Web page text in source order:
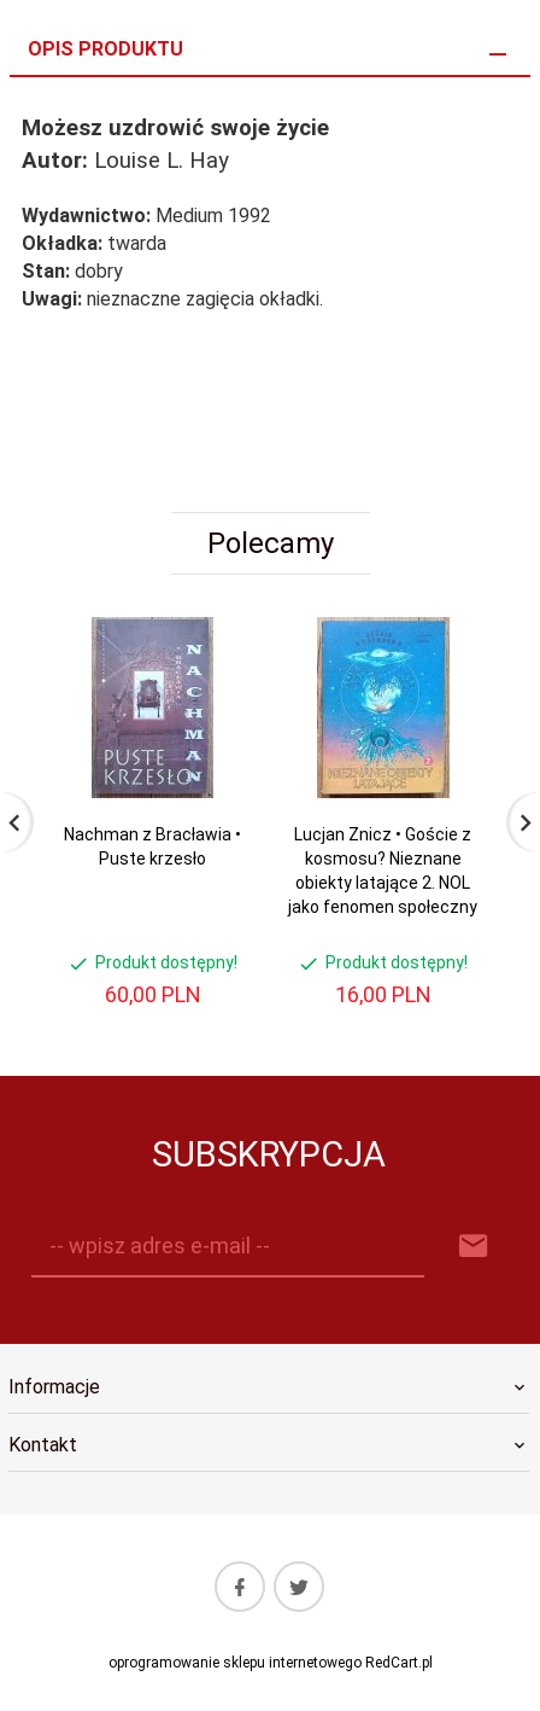
OPIS PRODUKTU
Możesz uzdrowić swoje życie
Autor: Louise L. Hay
Wydawnictwo: Medium 1992
Okładka: twarda
Stan: dobry
Uwagi: nieznaczne zagięcia okładki.
Polecamy
Nachman z Bracławia •
Puste krzesło
Produkt dostępny!
60,00 PLN
Lucjan Znicz • Goście z
kosmosu? Nieznane
obiekty latające 2. NOL
jako fenomen społeczny
Produkt dostępny!
16,00 PLN
SUBSKRYPCJA
-- wpisz adres e-mail --
Informacje
Kontakt
oprogramowanie sklepu internetowegoRedCart.pl